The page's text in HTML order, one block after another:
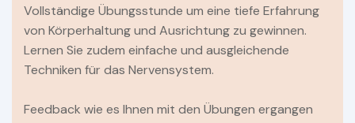
Vollständige Übungsstunde um eine tiefe Erfahrung
von Körperhaltung und Ausrichtung zu gewinnen.
Lernen Sie zudem einfache und ausgleichende
Techniken für das Nervensystem.
Feedback wie es Ihnen mit den Übungen ergangen